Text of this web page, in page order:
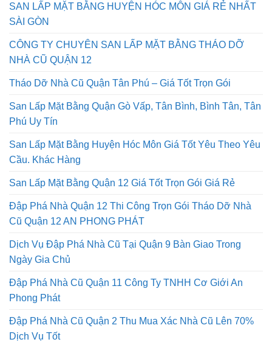
SAN LẤP MẶT BẰNG HUYỆN HÓC MÔN GIÁ RẺ NHẤT
SÀI GÒN
CÔNG TY CHUYÊN SAN LẤP MẶT BẰNG THÁO DỠ
NHÀ CŨ QUẬN 12
Tháo Dỡ Nhà Cũ Quận Tân Phú – Giá Tốt Trọn Gói
San Lấp Mặt Bằng Quận Gò Vấp, Tân Bình, Bình Tân, Tân
Phú Uy Tín
San Lấp Mặt Bằng Huyện Hóc Môn Giá Tốt Yêu Theo Yêu
Cầu. Khác Hàng
San Lấp Mặt Bằng Quận 12 Giá Tốt Trọn Gói Giá Rẻ
Đập Phá Nhà Quận 12 Thi Công Trọn Gói Tháo Dỡ Nhà
Cũ Quận 12 AN PHONG PHÁT
Dịch Vụ Đập Phá Nhà Cũ Tại Quận 9 Bàn Giao Trong
Ngày Gia Chủ
Đập Phá Nhà Cũ Quận 11 Công Ty TNHH Cơ Giới An
Phong Phát
Đập Phá Nhà Cũ Quận 2 Thu Mua Xác Nhà Cũ Lên 70%
Dịch Vụ Tốt